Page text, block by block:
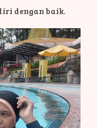
dengan baik.